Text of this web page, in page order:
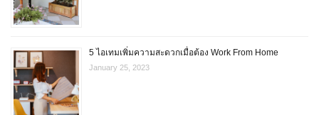
5 ไอเทมเพิ่มความสะดวกเมื่อต้อง Work From Home
January 25, 2023